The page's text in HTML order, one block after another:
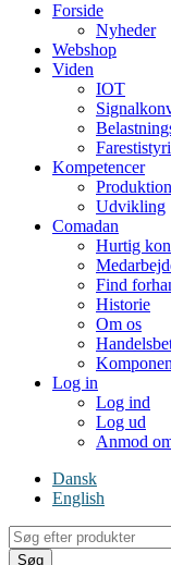
Forside
Nyheder
Webshop
Viden
IOT
Kompetencer
Produktion
Udvikling
Comadan
Hurtig
Find
Historie
Om os
Log in
Log ind
Log ud
Anmod
Dansk
English
Products
search
Søg